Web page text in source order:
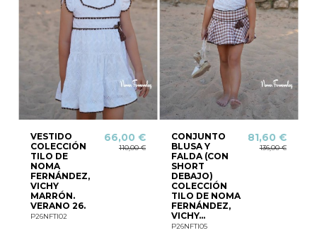
VESTIDO
COLECCIÓN
TILO DE
NOMA
FERNÁNDEZ,
VICHY
MARRÓN.
VERANO 26.
P26NFTI02
66,00 €
110,00 €
CONJUNTO
BLUSA Y
FALDA (CON
SHORT
DEBAJO)
COLECCIÓN
TILO DE NOMA
FERNÁNDEZ,
VICHY...
P26NFTI05
81,60 €
136,00 €